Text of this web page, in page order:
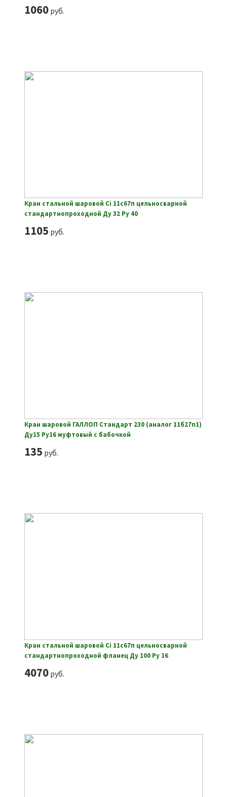
1060руб.
Кран стальной шаровой Ci 11с67п цельносварной
стандартнопроходной Ду 32 Ру 40
1105 руб.
Кран шаровой ГАЛЛОП Стандарт 230 (аналог 11б27п1)
Ду15 Ру16 муфтовый с бабочкой
135 руб.
Кран стальной шаровой Ci 11с67п цельносварной
стандартнопроходной фланец Ду 100 Ру 16
4070руб.